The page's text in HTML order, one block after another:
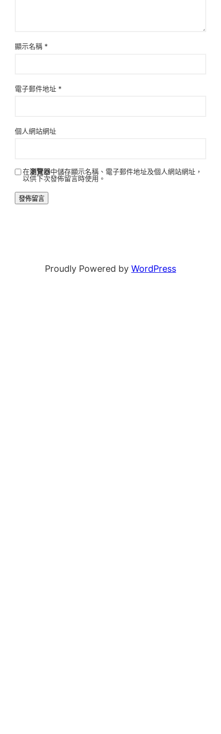
顯示名稱 *
電子郵件地址 *
個人網站網址
在瀏覽器中儲存顯示名稱、電子郵件地址及個人網站網址，
以供下次發佈留言時使用。
Proudly Powered by WordPress